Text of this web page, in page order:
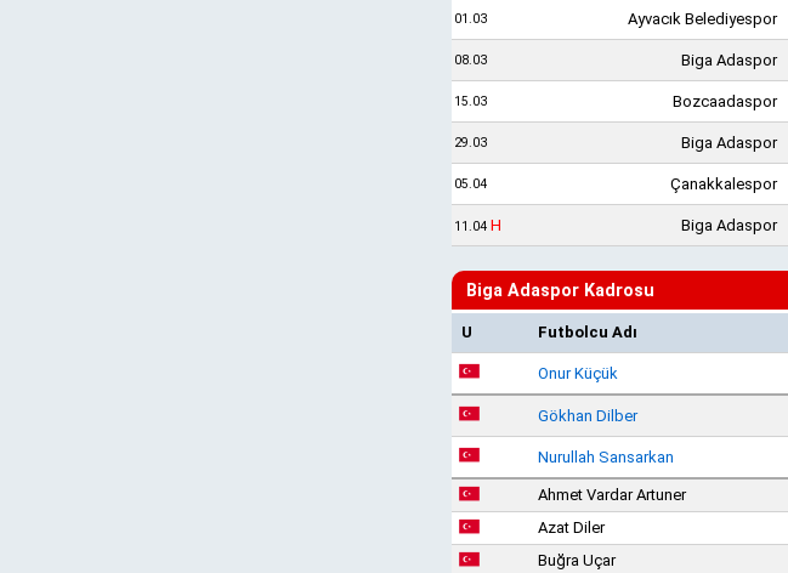
01.03 Ayvacık Belediyespor
08.03 Biga Adaspor
15.03 Bozcaadaspor
29.03 Biga Adaspor
05.04 Çanakkalespor
11.04 H Biga Adaspor
Biga Adaspor Kadrosu
U Futbolcu Adı
Onur Küçük
Gökhan Dilber
Nurullah Sansarkan
Ahmet Vardar Artuner
Azat Diler
Buğra Uçar